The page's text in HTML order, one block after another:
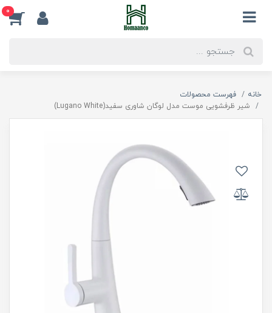
0
خانه
فهرست محصولات
شیر ظرفشویی موست مدل لوگان شاوری سفید(Lugano White)